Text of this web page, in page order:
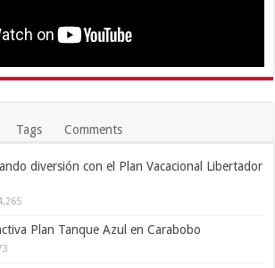
Tags Comments
diversión con el Plan Vacacional Libertador
Plan Tanque Azul en Carabobo